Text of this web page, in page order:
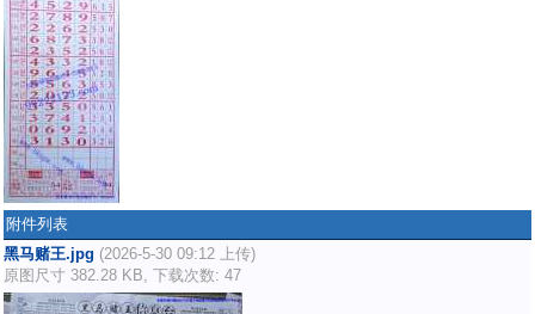
附件列表
黑马赌王.jpg (2026-5-30 09:12 上传)
原图尺寸 382.28 KB, 下载次数: 47